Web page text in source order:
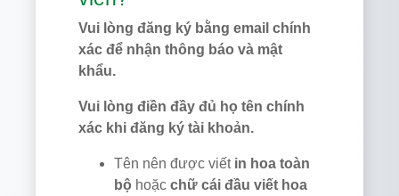
Vui lòng đăng ký bằng email chính
xác để nhận thông báo và mật
khẩu.
Vui lòng điền đầy đủ họ tên chính
xác khi đăng ký tài khoản.
Tên nên được viết in hoa toàn
bộ hoặc chữ cái đầu viết hoa